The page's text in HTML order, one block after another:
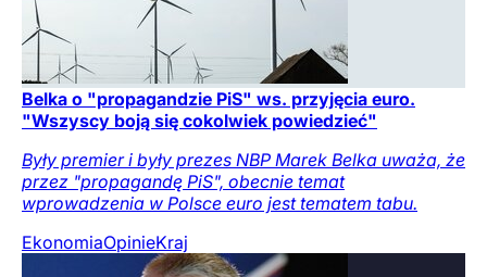
Belka o "propagandzie PiS" ws. przyjęcia euro.
"Wszyscy boją się cokolwiek powiedzieć"
Były premier i były prezes NBP Marek Belka uważa, że
przez "propagandę PiS", obecnie temat
wprowadzenia w Polsce euro jest tematem tabu.
EkonomiaOpinieKraj